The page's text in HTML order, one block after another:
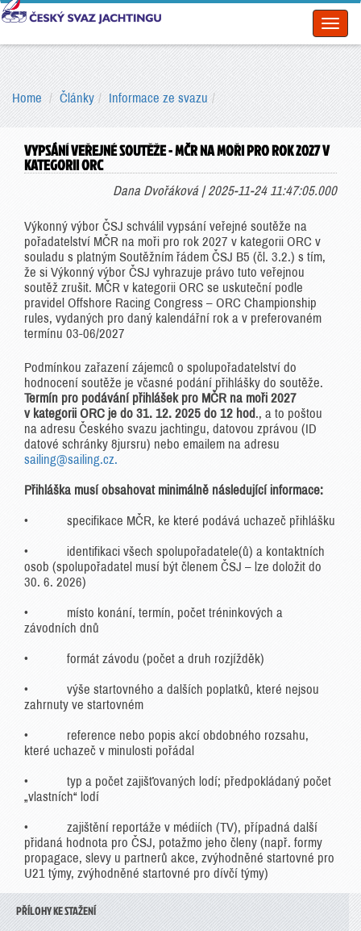
Home Články Informace ze svazu
VYPSÁNÍ VEŘEJNÉ SOUTĚŽE - MČR NA MOŘI PRO ROK 2027 V
KATEGORII ORC
Dana Dvořáková | 2025-11-24 11:47:05.000
Výkonný výbor ČSJ schválil vypsání veřejné soutěže na
pořadatelství MČR na moři pro rok 2027 v kategorii ORC v
souladu s platným Soutěžním řádem ČSJ B5 (čl. 3.2.) s tím,
že si Výkonný výbor ČSJ vyhrazuje právo tuto veřejnou
soutěž zrušit. MČR v kategorii ORC se uskuteční podle
pravidel Offshore Racing Congress – ORC Championship
rules, vydaných pro daný kalendářní rok a v preferovaném
termínu 03-06/2027
Podmínkou zařazení zájemců o spolupořadatelství do
hodnocení soutěže je včasné podání přihlášky do soutěže.
Termín pro podávání přihlášek pro MČR na moři 2027
v kategorii ORC je do 31. 12. 2025 do 12 hod., a to poštou
na adresu Českého svazu jachtingu, datovou zprávou (ID
datové schránky 8jursru) nebo emailem na adresu
sailing@sailing.cz.
Přihláška musí obsahovat minimálně následující informace:
• specifikace MČR, ke které podává uchazeč přihlášku
• identifikaci všech spolupořadatele(ů) a kontaktních
osob (spolupořadatel musí být členem ČSJ – lze doložit do
30. 6. 2026)
• místo konání, termín, počet tréninkových a
závodních dnů
• formát závodu (počet a druh rozjížděk)
• výše startovného a dalších poplatků, které nejsou
zahrnuty ve startovném
• reference nebo popis akcí obdobného rozsahu,
které uchazeč v minulosti pořádal
• typ a počet zajišťovaných lodí; předpokládaný počet
„vlastních“ lodí
• zajištění reportáže v médiích (TV), případná další
přidaná hodnota pro ČSJ, potažmo jeho členy (např. formy
propagace, slevy u partnerů akce, zvýhodněné startovné pro
U21 týmy, zvýhodněné startovné pro dívčí týmy)
PŘÍLOHY KE STAŽENÍ